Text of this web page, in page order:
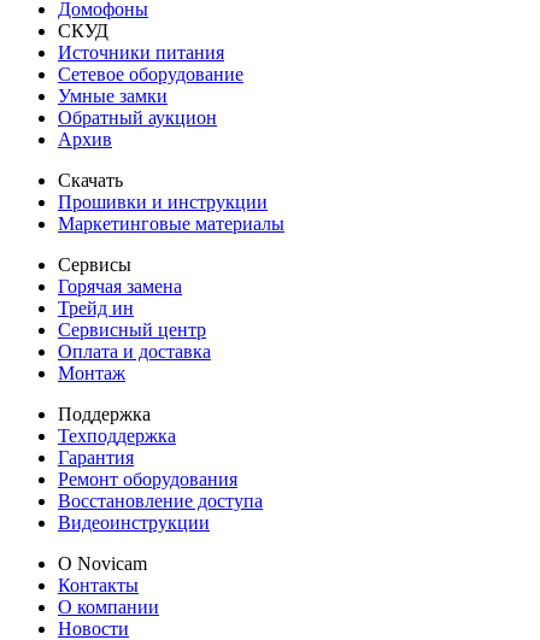
Домофоны
СКУД
Источники питания
Сетевое оборудование
Умные замки
Обратный аукцион
Архив
Скачать
Прошивки и инструкции
Маркетинговые материалы
Сервисы
Горячая замена
Трейд ин
Сервисный центр
Оплата и доставка
Монтаж
Поддержка
Техподдержка
Гарантия
Ремонт оборудования
Восстановление доступа
Видеоинструкции
О Novicam
Контакты
О компании
Новости